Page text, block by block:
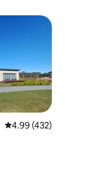
평점 4.99점(5점 만점),
4.99 (432)